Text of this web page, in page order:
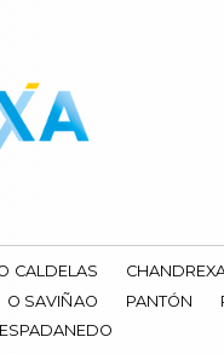
CALDELAS
O SAVIÑAO PANTÓN